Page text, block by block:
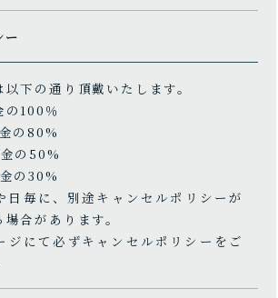
ー
下の通り頂戴いたします。
の100％
の80%
の50%
の30%
毎に、別途キャンセルポリシーが
合があります。
ジにて必ずキャンセルポリシーをご